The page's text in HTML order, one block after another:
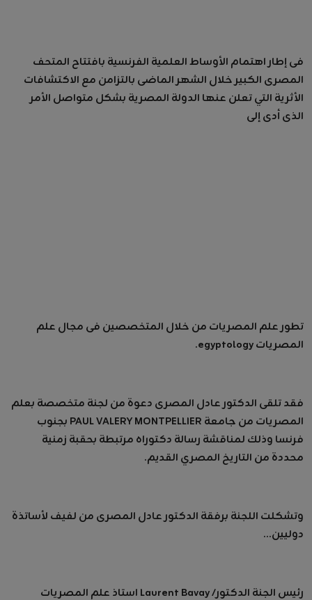
فى إطار اهتمام الأوساط العلمية الفرنسية بافتتاح المتحف
المصرى الكبير خلال الشهر الماضى بالتزامن مع الاكتشافات
الأثرية التي تعلن عنها الدولة المصرية بشكل متواصل الأمر
الذى أدى إلى
تطور علم المصريات من خلال المتخصصين فى مجال علم
المصريات egyptology.
فقد تلقى الدكتور عادل المصرى دعوة من لجنة متخصصة بعلم
المصريات من جامعة PAUL VALERY MONTPELLIER بجنوب
فرنسا وذلك لمناقشة رسالة دكتوراه مرتبطة بحقبة زمنية
محددة من التاريخ المصري القديم.
وتشكلت اللجنة برفقة الدكتور عادل المصرى من لفيف لأساتذة
دوليين...
رئيس الجنة الدكتور/ Laurent Bavay استاذ علم المصريات